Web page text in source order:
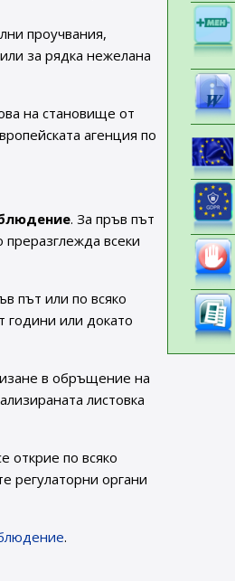
проучвания,
за рядка нежелана
на становище от
агенция по
. За пръв път
преразглежда всеки
път или по всяко
години или докато
в обръщение на
листовка
открие по всяко
регулаторни органи
.